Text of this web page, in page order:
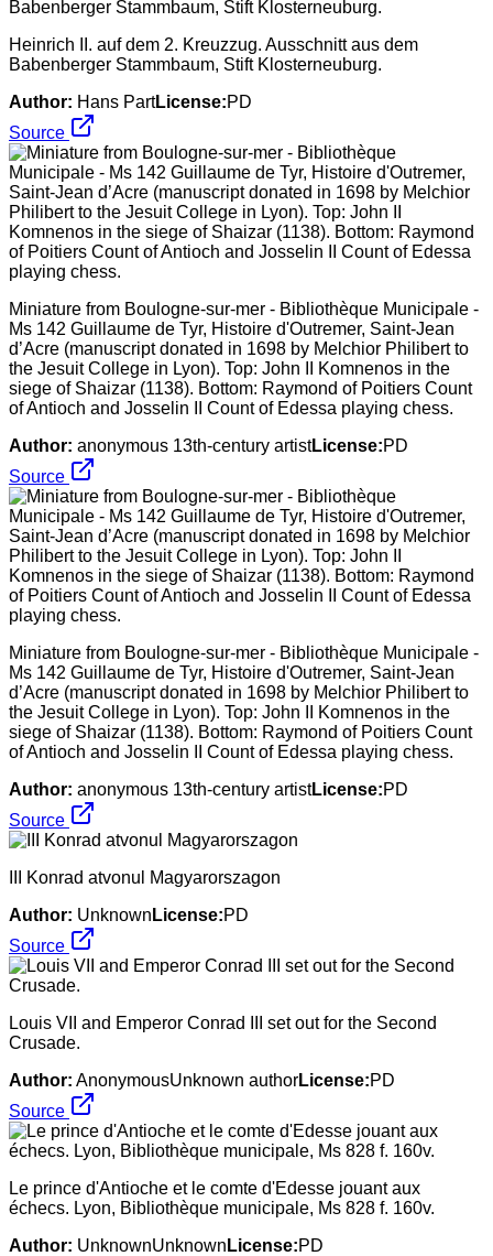
Heinrich II. auf dem 2. Kreuzzug. Ausschnitt aus dem
Babenberger Stammbaum, Stift Klosterneuburg.
Author: Hans PartLicense:PD
Source
Miniature from Boulogne-sur-mer - Bibliothèque Municipale -
Ms 142 Guillaume de Tyr, Histoire d'Outremer, Saint-Jean
d’Acre (manuscript donated in 1698 by Melchior Philibert to
the Jesuit College in Lyon). Top: John II Komnenos in the
siege of Shaizar (1138). Bottom: Raymond of Poitiers Count
of Antioch and Josselin II Count of Edessa playing chess.
Author: anonymous 13th-century artistLicense:PD
Source
Miniature from Boulogne-sur-mer - Bibliothèque Municipale -
Ms 142 Guillaume de Tyr, Histoire d'Outremer, Saint-Jean
d’Acre (manuscript donated in 1698 by Melchior Philibert to
the Jesuit College in Lyon). Top: John II Komnenos in the
siege of Shaizar (1138). Bottom: Raymond of Poitiers Count
of Antioch and Josselin II Count of Edessa playing chess.
Author: anonymous 13th-century artistLicense:PD
Source
III Konrad atvonul Magyarorszagon
Author: Unknown License:PD
Source
Louis VII and Emperor Conrad III set out for the Second
Crusade.
Author: AnonymousUnknown authorLicense:PD
Source
Le prince d'Antioche et le comte d'Edesse jouant aux
échecs. Lyon, Bibliothèque municipale, Ms 828 f. 160v.
Author: UnknownUnknown License:PD